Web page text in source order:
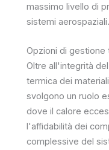
massimo livello di
sistemi aerospaziali.
Opzioni di gestione
Oltre all'integrità
termica dei
svolgono un ruolo
dove il calore
l'affidabilità dei
complessive del